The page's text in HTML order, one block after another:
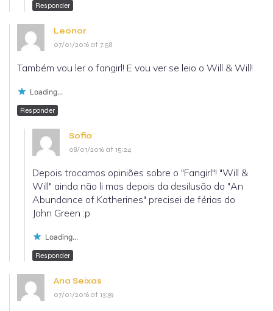
Responder
Leonor
07/01/2016 at 7:58
Também vou ler o fangirl! E vou ver se leio o Will & Will!
Loading...
Responder
Sofia
08/01/2016 at 15:24
Depois trocamos opiniões sobre o "Fangirl"! "Will &
Will" ainda não li mas depois da desilusão do "An
Abundance of Katherines" precisei de férias do
John Green :p
Loading...
Responder
Ana Seixas
07/01/2016 at 13:39